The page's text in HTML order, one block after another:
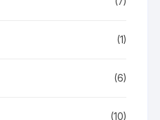
(1)
(6)
(10)